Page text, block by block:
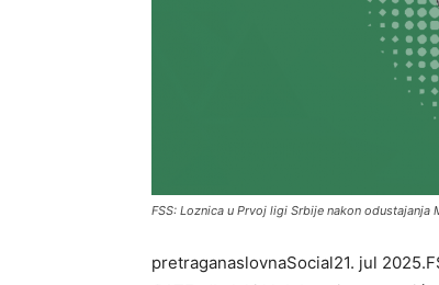
FSS: Loznica u Prvoj ligi Srbije nakon odustajanja
pretraganaslovnaSocial21. jul